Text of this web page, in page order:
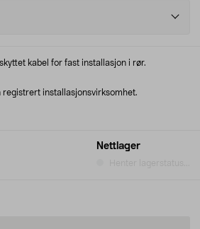
Nettlager
kabel for fast installasjon i rør.
registrert installasjonsvirksomhet.